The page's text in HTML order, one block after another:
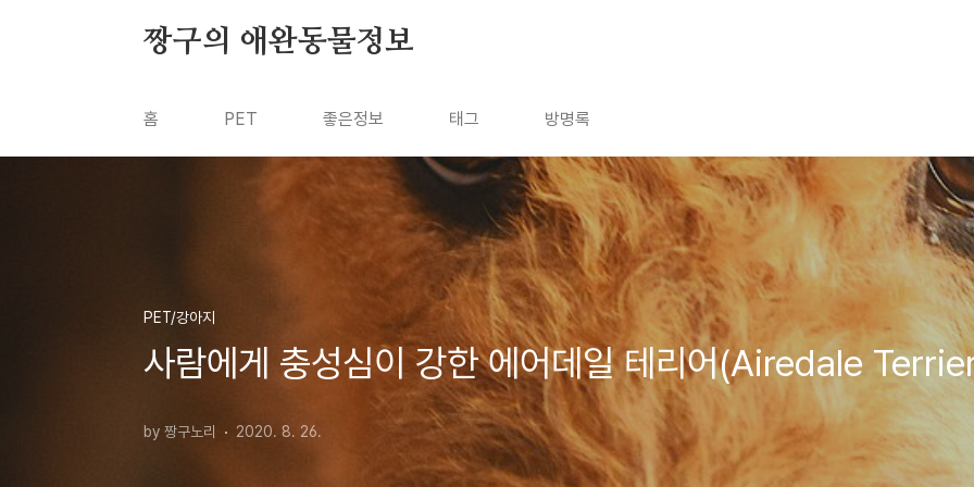
짱구의 애완동물정보
홈 PET 좋은정보 태그 방명록
PET/강아지
사람에게 충성심이 강한 에어데일 테리어(Airedale
by 짱구노리 2020. 8. 26.